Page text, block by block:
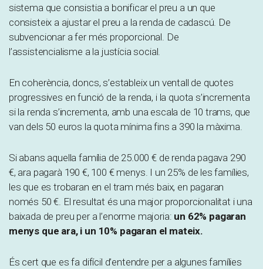
sistema que consistia a bonificar el preu a un que
consisteix a ajustar el preu a la renda de cadascú. De
subvencionar a fer més proporcional. De
l’assistencialisme a la justícia social.
En coherència, doncs, s’estableix un ventall de quotes
progressives en funció de la renda, i la quota s’incrementa
si la renda s’incrementa, amb una escala de 10 trams, que
van dels 50 euros la quota mínima fins a 390 la màxima.
Si abans aquella família de 25.000 € de renda pagava 290
€, ara pagarà 190 €, 100 € menys. I un 25% de les famílies,
les que es trobaran en el tram més baix, en pagaran
només 50 €. El resultat és una major proporcionalitat i una
baixada de preu per a l’enorme majoria: un 62% pagaran
menys que ara, i un 10% pagaran el mateix.
És cert que es fa difícil d’entendre per a algunes famílies